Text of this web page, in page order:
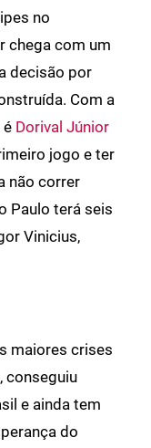
no
chega com um
decisão por
Com a
é Dorival Júnior
jogo e ter
não correr
Paulo terá seis
Vinicius,
maiores crises
conseguiu
e ainda tem
do